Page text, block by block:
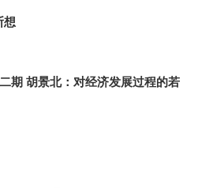
想
期 胡景北：对经济发展过程的若